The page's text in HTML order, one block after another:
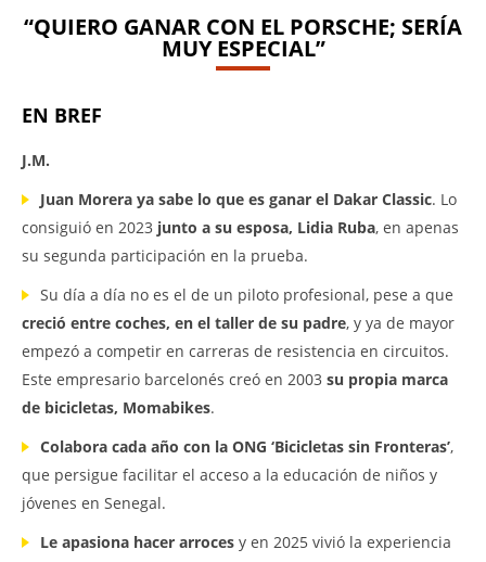
“QUIERO GANAR CON EL PORSCHE; SERÍA
MUY ESPECIAL”
EN BREF
J.M.
Juan Morera ya sabe lo que es ganar el Dakar Classic. Lo
consiguió en 2023 junto a su esposa, Lidia Ruba, en apenas
su segunda participación en la prueba.
Su día a día no es el de un piloto profesional, pese a que
creció entre coches, en el taller de su padre, y ya de mayor
empezó a competir en carreras de resistencia en circuitos.
Este empresario barcelonés creó en 2003 su propia marca
de bicicletas, Momabikes.
Colabora cada año con la ONG ‘Bicicletas sin Fronteras’,
que persigue facilitar el acceso a la educación de niños y
jóvenes en Senegal.
Le apasiona hacer arroces y en 2025 vivió la experiencia